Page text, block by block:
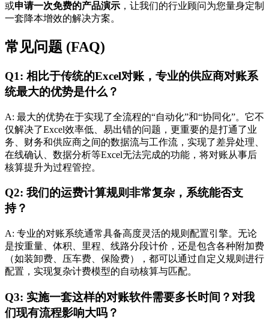
或申请一次免费的产品演示 ，让我们的行业顾问为您量身定制
一套降本增效的解决方案。
常见问题 (FAQ)
Q1: 相比于传统的Excel对账，专业的供应商对账系
统最大的优势是什么？
A: 最大的优势在于实现了全流程的“自动化”和“协同化”。它不
仅解决了Excel效率低、易出错的问题，更重要的是打通了业
务、财务和供应商之间的数据流与工作流，实现了差异处理、
在线确认、数据分析等Excel无法完成的功能，将对账从事后
核算提升为过程管控。
Q2: 我们的运费计算规则非常复杂，系统能否支
持？
A: 专业的对账系统通常具备高度灵活的规则配置引擎。无论
是按重量、体积、里程、线路分段计价，还是包含各种附加费
（如装卸费、压车费、保险费），都可以通过自定义规则进行
配置，实现复杂计费模型的自动核算与匹配。
Q3: 实施一套这样的对账软件需要多长时间？对我
们现有流程影响大吗？